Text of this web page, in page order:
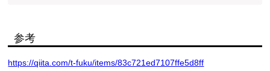
参考
https://qiita.com/t-fuku/items/83c721ed7107ffe5d8ff